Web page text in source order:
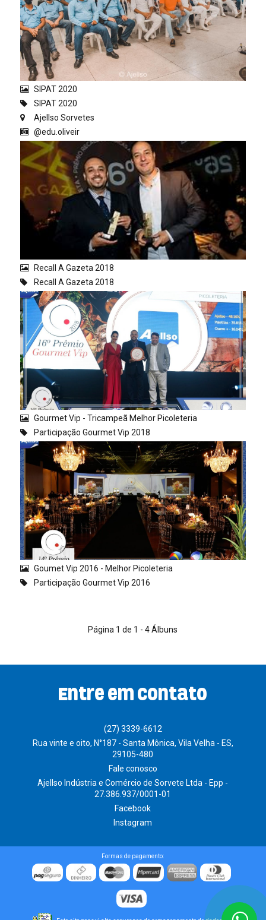
SIPAT 2020
SIPAT 2020
Ajellso Sorvetes
@edu.oliveir
Recall A Gazeta 2018
Recall A Gazeta 2018
Gourmet Vip - Tricampeã Melhor Picoleteria
Participação Gourmet Vip 2018
Goumet Vip 2016 - Melhor Picoleteria
Participação Gourmet Vip 2016
Página 1 de 1 - 4 Álbuns
Entre em contato
(27) 3339-6612
Rua vinte e oito, N°187 - Santa Mônica, Vila Velha - ES,
29105-480
Fale conosco
Ajellso Indústria e Comércio de Sorvete Ltda - Epp -
27.386.937/0001-01
Facebook
Instagram
Formas de pagamento: